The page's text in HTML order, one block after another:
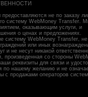
не по заказу
систему WebMoney Transfer.
оказывающим услуги, и
о ценах и предложениях.
систему WebMoney Transfer, не
или иных
и не несут никакой
произведенная со стороны
реквизиты для связи и
по нашему желанию и не
с продажами операторов